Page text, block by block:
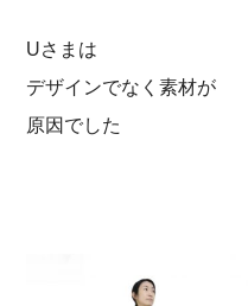
Uさまは
デザインでなく素材が
原因でした